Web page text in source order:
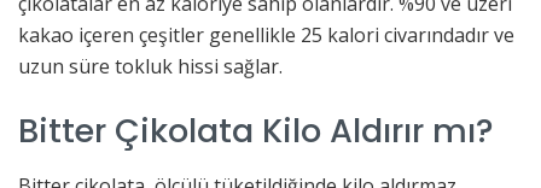
kakao içeren çeşitler genellikle 25 kalori civarındadır ve
uzun süre tokluk hissi sağlar.
Bitter Çikolata Kilo Aldırır mı?